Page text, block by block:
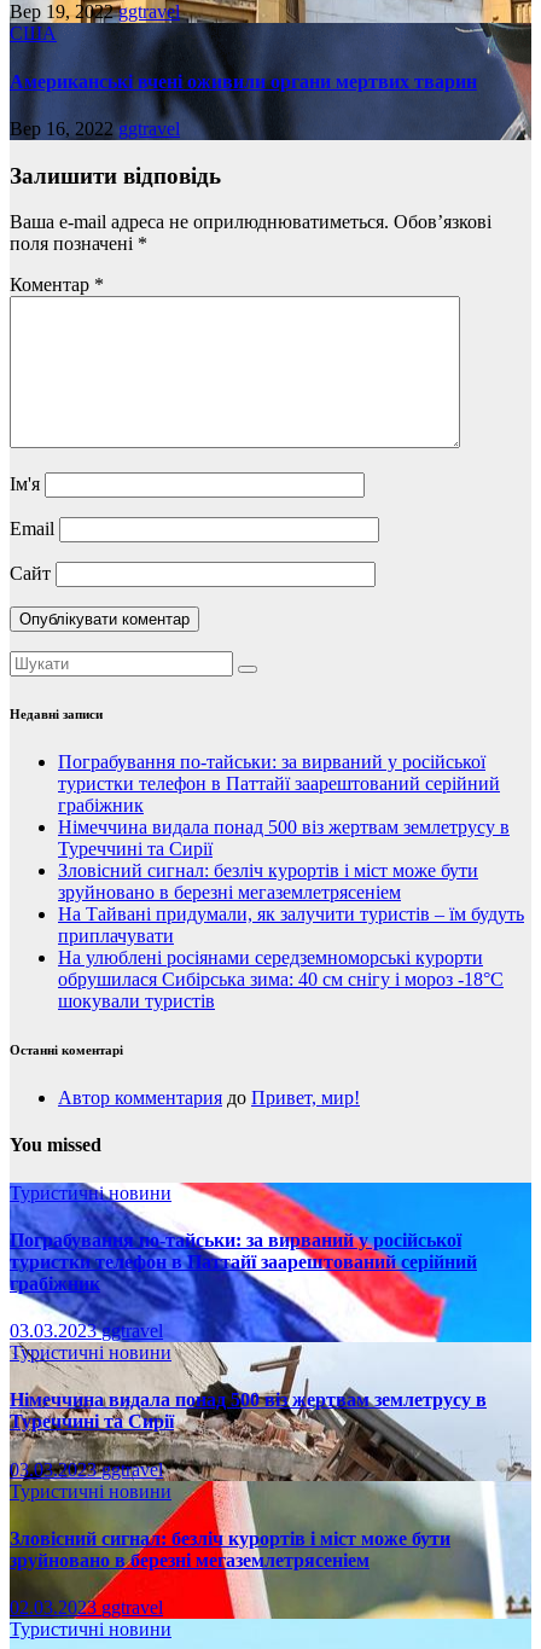
Вер 19, 2022ggtravel
США
Американські вчені оживили органи мертвих тварин
Вер 16, 2022ggtravel
Залишити відповідь
Ваша e-mail адреса не оприлюднюватиметься. Обов’язкові
поля позначені *
Коментар *
Ім'я
Email
Сайт
Недавні записи
Пограбування по-тайськи: за вирваний у російської
туристки телефон в Паттайї заарештований серійний
грабіжник
Німеччина видала понад 500 віз жертвам землетрусу в
Туреччині та Сирії
Зловісний сигнал: безліч курортів і міст може бути
зруйновано в березні мегаземлетрясеніем
На Тайвані придумали, як залучити туристів – їм будуть
приплачувати
На улюблені росіянами середземноморські курорти
обрушилася Сибірська зима: 40 см снігу і мороз -18°C
шокували туристів
Останні коментарі
Автор комментария до Привет, мир!
You missed
Туристичні новини
Пограбування по-тайськи: за вирваний у російської
туристки телефон в Паттайї заарештований серійний
грабіжник
03.03.2023ggtravel
Туристичні новини
Німеччина видала понад 500 віз жертвам землетрусу в
Туреччині та Сирії
03.03.2023ggtravel
Туристичні новини
Зловісний сигнал: безліч курортів і міст може бути
зруйновано в березні мегаземлетрясеніем
02.03.2023 ggtravel
Туристичні новини